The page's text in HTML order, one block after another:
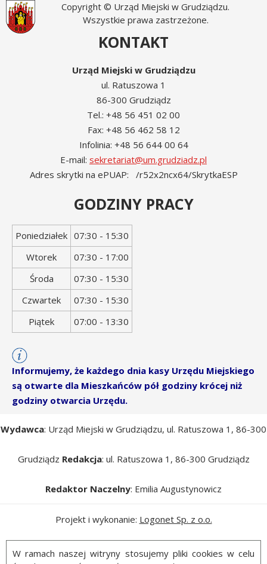
Copyright © Urząd Miejski w Grudziądzu.
Wszystkie prawa zastrzeżone.
KONTAKT
Urząd Miejski w Grudziądzu
ul. Ratuszowa 1
86-300 Grudziądz
Tel.: +48 56 451 02 00
Fax: +48 56 462 58 12
Infolinia: +48 56 644 00 64
E-mail: sekretariat@um.grudziadz.pl
Adres skrytki na ePUAP: /r52x2ncx64/SkrytkaESP
GODZINY PRACY
Dzień
tygodnia
Godziny
otwarcia
Poniedziałek 07:30 - 15:30
Wtorek
07:30 - 17:00
Środa
07:30 - 15:30
Czwartek
07:30 - 15:30
Piątek
07:00 - 13:30
Informujemy, że każdego dnia kasy Urzędu Miejskiego
są otwarte dla Mieszkańców pół godziny krócej niż
godziny otwarcia Urzędu.
Wydawca: Urząd Miejski w Grudziądzu, ul. Ratuszowa 1, 86-300
Grudziądz Redakcja: ul. Ratuszowa 1, 86-300 Grudziądz
Redaktor Naczelny: Emilia Augustynowicz
Projekt i wykonanie: Logonet Sp. z o.o.
W ramach naszej witryny stosujemy pliki cookies w celu